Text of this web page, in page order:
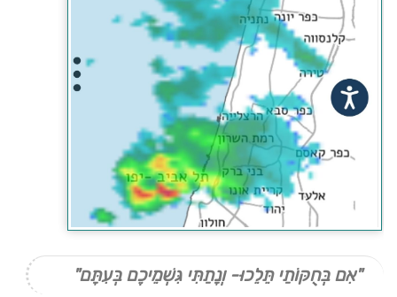
"אִם בְּחֻקּוֹתַי תֵּלֵכוּ- וְנָתַתִּי גִּשְׁמֵיכֶם בְּעִתָּם"